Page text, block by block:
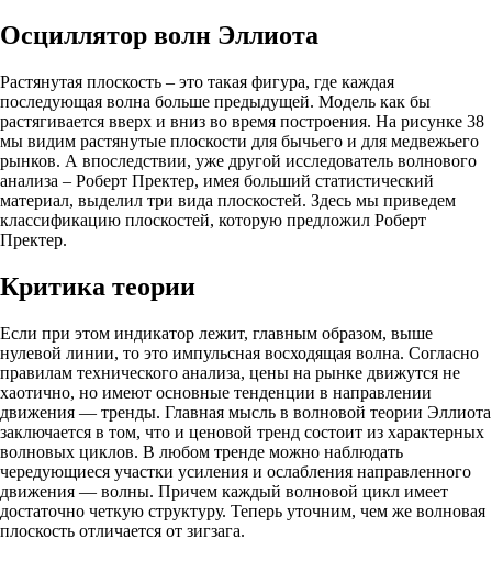
Осциллятор волн Эллиота
Растянутая плоскость – это такая фигура, где каждая
последующая волна больше предыдущей. Модель как бы
растягивается вверх и вниз во время построения. На рисунке 38
мы видим растянутые плоскости для бычьего и для медвежьего
рынков. А впоследствии, уже другой исследователь волнового
анализа – Роберт Пректер, имея больший статистический
материал, выделил три вида плоскостей. Здесь мы приведем
классификацию плоскостей, которую предложил Роберт
Пректер.
Критика теории
Если при этом индикатор лежит, главным образом, выше
нулевой линии, то это импульсная восходящая волна. Согласно
правилам технического анализа, цены на рынке движутся не
хаотично, но имеют основные тенденции в направлении
движения — тренды. Главная мысль в волновой теории Эллиота
заключается в том, что и ценовой тренд состоит из характерных
волновых циклов. В любом тренде можно наблюдать
чередующиеся участки усиления и ослабления направленного
движения — волны. Причем каждый волновой цикл имеет
достаточно четкую структуру. Теперь уточним, чем же волновая
плоскость отличается от зигзага.